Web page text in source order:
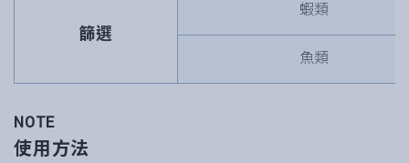
篩選
蝦類
魚類
NOTE
使用方法